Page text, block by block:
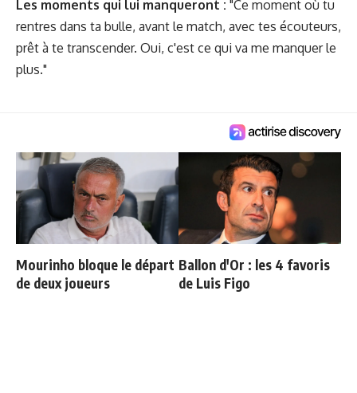
Les moments qui lui manqueront : "Ce moment où tu
rentres dans ta bulle, avant le match, avec tes écouteurs,
prêt à te transcender. Oui, c'est ce qui va me manquer le
plus."
Mourinho bloque le départ
de deux joueurs
Ballon d'Or : les 4 favoris
de Luis Figo